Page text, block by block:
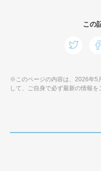
この
※このページの内容は、2026年5
して、ご自身で必ず最新の情報を